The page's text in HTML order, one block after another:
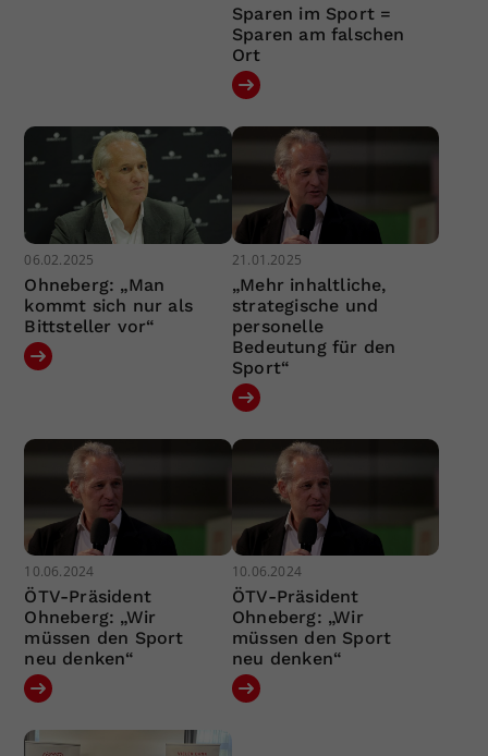
Sparen im Sport =
Sparen am falschen
Ort
06.02.2025
Ohneberg: „Man
kommt sich nur als
Bittsteller vor“
21.01.2025
„Mehr inhaltliche,
strategische und
personelle
Bedeutung für den
Sport“
10.06.2024
ÖTV-Präsident
Ohneberg: „Wir
müssen den Sport
neu denken“
10.06.2024
ÖTV-Präsident
Ohneberg: „Wir
müssen den Sport
neu denken“